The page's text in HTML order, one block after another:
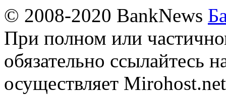
© 2008-2020 BankNews
При полном или
обязательно ссылайтесь
осуществляет